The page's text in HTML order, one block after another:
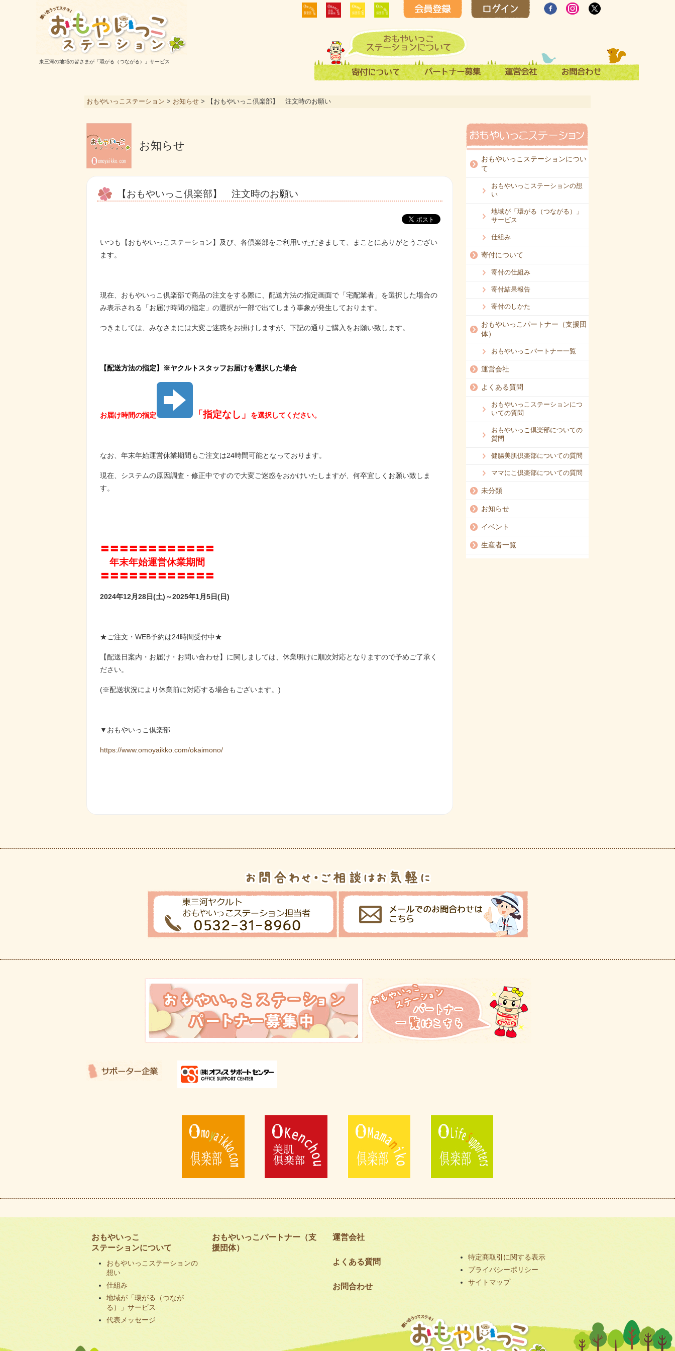
東三河の地域の皆さまが「環がる（つながる）」サービス
おもやいっこステーション > お知らせ > 【おもやいっこ倶楽部】 注文時のお願い
お知らせ
【おもやいっこ倶楽部】 注文時のお願い
いつも【おもやいっこステーション】及び、各倶楽部をご利用いただきまして、まことにありがとうござい
ます。
現在、おもやいっこ倶楽部で商品の注文をする際に、配送方法の指定画面で「宅配業者」を選択した場合の
み表示される「お届け時間の指定」の選択が一部で出てしまう事象が発生しております。
つきましては、みなさまには大変ご迷惑をお掛けしますが、下記の通りご購入をお願い致します。
【配送方法の指定】※ヤクルトスタッフお届けを選択した場合
お届け時間の指定 「指定なし」 を選択してください。
なお、年末年始運営休業期間もご注文は24時間可能となっております。
現在、システムの原因調査・修正中ですので大変ご迷惑をおかけいたしますが、何卒宜しくお願い致しま
す。
〓〓〓〓〓〓〓〓〓〓〓〓
年末年始運営休業期間
〓〓〓〓〓〓〓〓〓〓〓〓
2024年12月28日(土)～2025年1月5日(日)
★ご注文・WEB予約は24時間受付中★
【配送日案内・お届け・お問い合わせ】に関しましては、休業明けに順次対応となりますので予めご了承く
ださい。
(※配送状況により休業前に対応する場合もございます。)
▼おもやいっこ倶楽部
https://www.omoyaikko.com/okaimono/
おもやいっこステーションについ
て
おもやいっこステーションの想
い
地域が「環がる（つながる）」
サービス
仕組み
寄付について
寄付の仕組み
寄付結果報告
寄付のしかた
おもやいっこパートナー（支援団
体）
おもやいっこパートナー一覧
運営会社
よくある質問
おもやいっこステーションにつ
いての質問
おもやいっこ倶楽部についての
質問
健腸美肌倶楽部についての質問
ママにこ倶楽部についての質問
未分類
お知らせ
イベント
生産者一覧
おもやいっこ
ステーションについて
おもやいっこステーションの
想い
仕組み
地域が「環がる（つなが
る）」サービス
代表メッセージ
おもやいっこパートナー（支
援団体）
運営会社
よくある質問
お問合わせ
特定商取引に関する表示
プライバシーポリシー
サイトマップ